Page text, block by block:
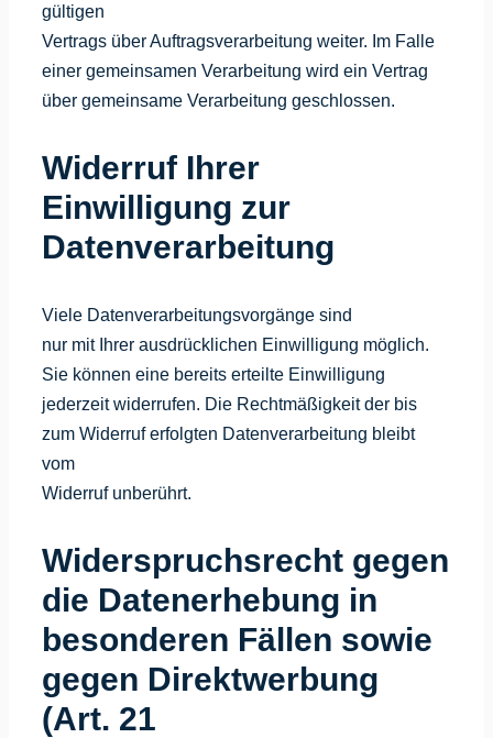
gültigen
Vertrags über Auftragsverarbeitung weiter. Im Falle
einer gemeinsamen Verarbeitung wird ein Vertrag
über gemeinsame Verarbeitung geschlossen.
Widerruf Ihrer
Einwilligung zur
Datenverarbeitung
Viele Datenverarbeitungsvorgänge sind
nur mit Ihrer ausdrücklichen Einwilligung möglich.
Sie können eine bereits erteilte Einwilligung
jederzeit widerrufen. Die Rechtmäßigkeit der bis
zum Widerruf erfolgten Datenverarbeitung bleibt
vom
Widerruf unberührt.
Widerspruchsrecht gegen
die Datenerhebung in
besonderen Fällen sowie
gegen Direktwerbung
(Art. 21